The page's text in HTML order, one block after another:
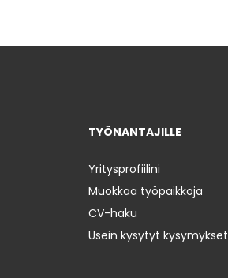
TYÖNANTAJILLE
Yritysprofiilini
Muokkaa työpaikkoja
CV-haku
Usein kysytyt kysymykset